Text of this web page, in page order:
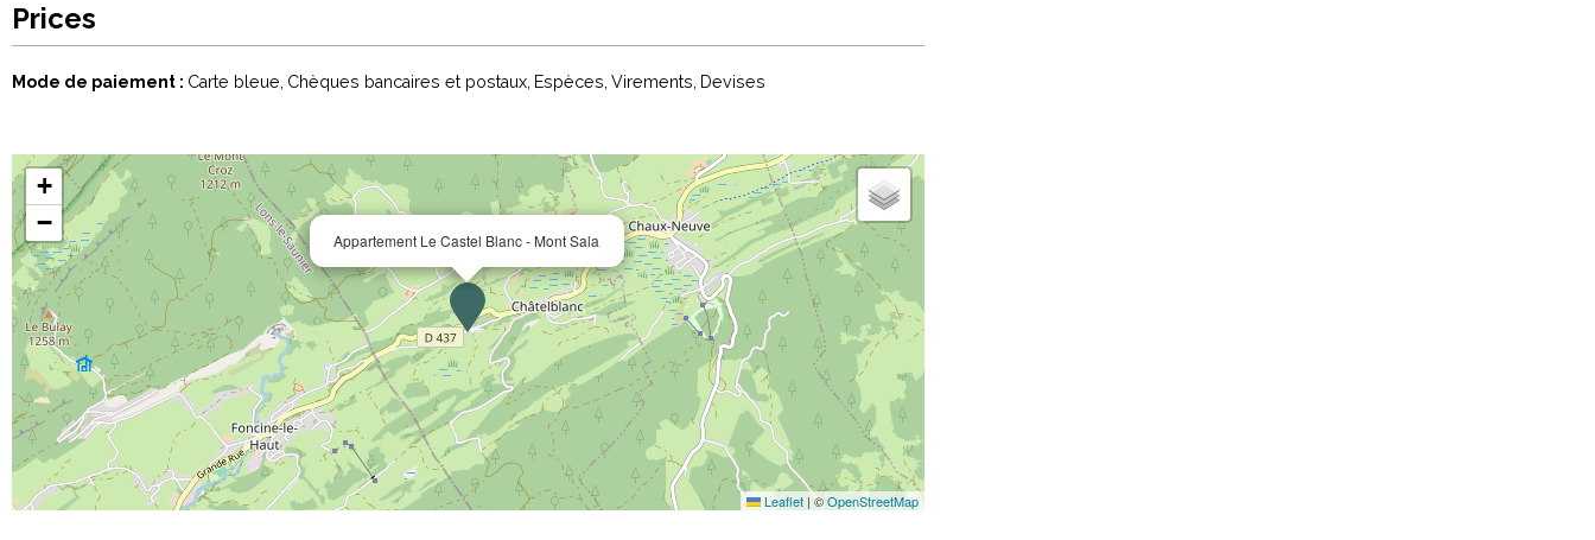
Prices
Mode de paiement : Carte bleue Chèques bancaires et postaux Espèces Virements Devises
Appartement Le Castel Blanc - Mont Sala
+
−
Leaflet |©OpenStreetMap